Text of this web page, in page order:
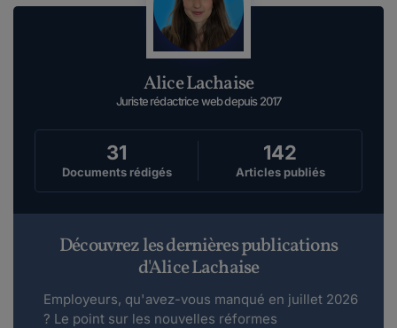
Alice Lachaise
Juriste rédactrice web depuis 2017
31
Documents rédigés
142
Articles publiés
Découvrez les dernières publications
d'Alice Lachaise
Employeurs, qu'avez-vous manqué en juillet 2026
? Le point sur les nouvelles réformes